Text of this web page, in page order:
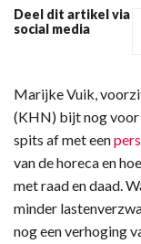
Deel dit artikel via
social media
Marijke Vuik,
(KHN) bijt nog voor
spits af met een
van de horeca en
met raad en daad.
minder
nog een verhoging